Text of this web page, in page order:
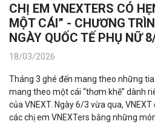
CHỊ EM VNEXTERS CÓ
MỘT CÁI” - CHƯƠNG
NGÀY QUỐC TẾ PHỤ NỮ
18/03/2026
Tháng 3 ghé đến mang theo những
mang theo một cái “thơm khẽ” dành
của VNEXT. Ngày 6/3 vừa qua,
các chị em VNEXTers bằng những